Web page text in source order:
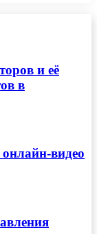
и её
в
онлайн-видео